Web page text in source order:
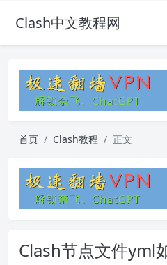
Clash中文教程网
首页 Clash教程 正文
Clash节点文件yml